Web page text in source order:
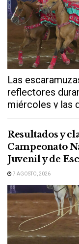
Las
reflectores
miércoles y las
Resultados y
Campeonato
Juvenil y de
7 AGOSTO, 2026